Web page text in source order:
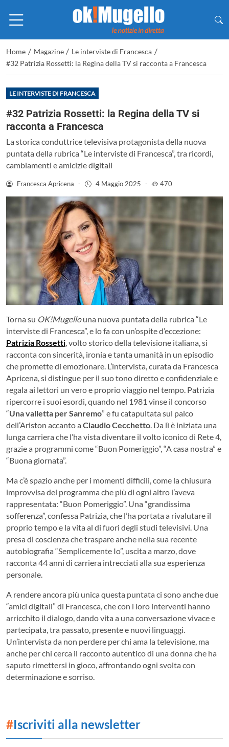
Home / Magazine / Le interviste di Francesca /
#32 Patrizia Rossetti: la Regina della TV si racconta a Francesca
LE INTERVISTE DI FRANCESCA
#32 Patrizia Rossetti: la Regina della TV si
racconta a Francesca
La storica conduttrice televisiva protagonista della nuova
puntata della rubrica “Le interviste di Francesca”, tra ricordi,
cambiamenti e amicizie digitali
Francesca Apricena - 4 Maggio 2025 - 470
Torna su OK!Mugellouna nuova puntata della rubrica “Le
interviste di Francesca”, e lo fa con un’ospite d’eccezione:
Patrizia Rossetti, volto storico della televisione italiana, si
racconta con sincerità, ironia e tanta umanità in un episodio
che promette di emozionare. L’intervista, curata da Francesca
Apricena, si distingue per il suo tono diretto e confidenziale e
regala ai lettori un vero e proprio viaggio nel tempo. Patrizia
ripercorre i suoi esordi, quando nel 1981 vinse il concorso
“Una valletta per Sanremo” e fu catapultata sul palco
dell’Ariston accanto a Claudio Cecchetto. Da lì è iniziata una
lunga carriera che l’ha vista diventare il volto iconico di Rete 4,
grazie a programmi come “Buon Pomeriggio”, “A casa nostra” e
“Buona giornata”.
Ma c’è spazio anche per i momenti difficili, come la chiusura
improvvisa del programma che più di ogni altro l’aveva
rappresentata: “Buon Pomeriggio”. Una “grandissima
sofferenza”, confessa Patrizia, che l’ha portata a rivalutare il
proprio tempo e la vita al di fuori degli studi televisivi. Una
presa di coscienza che traspare anche nella sua recente
autobiografia “Semplicemente Io”, uscita a marzo, dove
racconta 44 anni di carriera intrecciati alla sua esperienza
personale.
A rendere ancora più unica questa puntata ci sono anche due
“amici digitali” di Francesca, che con i loro interventi hanno
arricchito il dialogo, dando vita a una conversazione vivace e
partecipata, tra passato, presente e nuovi linguaggi.
Un’intervista da non perdere per chi ama la televisione, ma
anche per chi cerca il racconto autentico di una donna che ha
saputo rimettersi in gioco, affrontando ogni svolta con
determinazione e sorriso.
#Iscriviti alla newsletter